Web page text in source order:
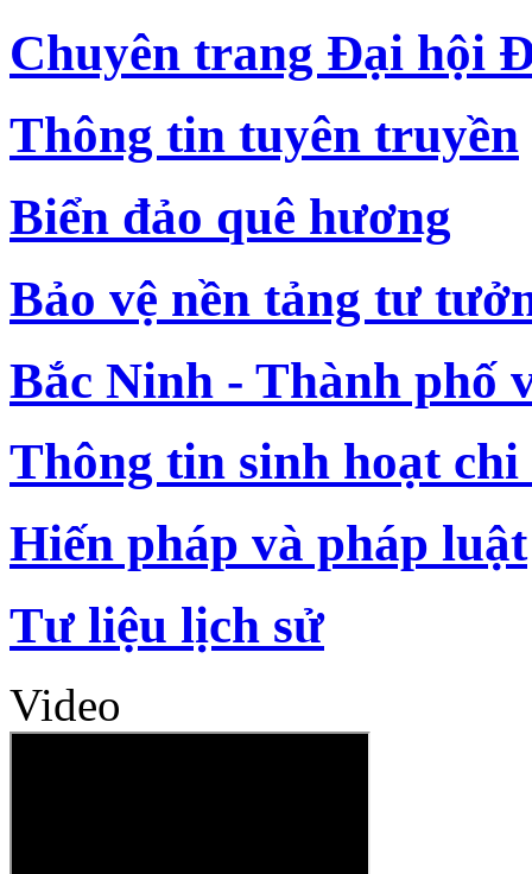
Chuyên trang Đại hội
Thông tin tuyên truyền
Biển đảo quê hương
Bảo vệ nền tảng tư
Bắc Ninh - Thành phố
Thông tin sinh hoạt chi
Hiến pháp và pháp luật
Tư liệu lịch sử
Video